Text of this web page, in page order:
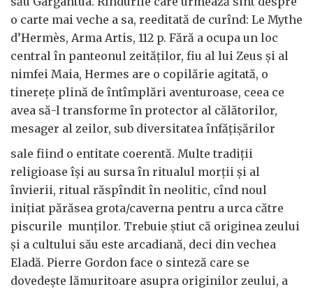
o carte mai veche a sa, reeditată de curînd: Le Mythe
d’Hermès, Arma Artis, 112 p. Fără a ocupa un loc
central în panteonul zeităţilor, fiu al lui Zeus şi al
nimfei Maia, Hermes are o copilărie agitată, o
tinereţe plină de întîmplări aventuroase, ceea ce
avea să-l transforme în protector al călătorilor,
mesager al zeilor, sub diversitatea înfăţişărilor
sale fiind o entitate coerentă. Multe tradiţii
religioase îşi au sursa în ritualul morţii şi al
învierii, ritual răspîndit în neolitic, cînd noul
iniţiat părăsea grota/caverna pentru a urca către
piscurile munţilor. Trebuie ştiut că originea zeului
şi a cultului său este arcadiană, deci din vechea
Eladă. Pierre Gordon face o sinteză care se
dovedeşte lămuritoare asupra originilor zeului, a